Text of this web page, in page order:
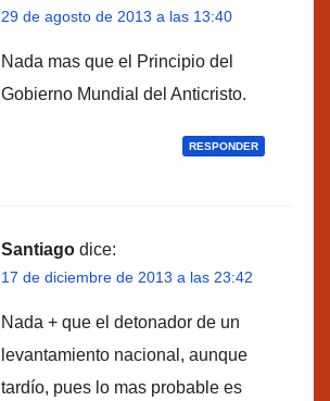
29 de agosto de 2013 a las 13:40
Nada mas que el Principio del
Gobierno Mundial del Anticristo.
RESPONDER
Santiago dice:
17 de diciembre de 2013 a las 23:42
Nada + que el detonador de un
levantamiento nacional, aunque
tardío, pues lo mas probable es